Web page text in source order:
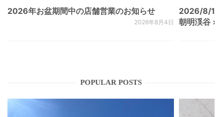
2026年お盆期間中の店舗営業のお知らせ
2026年8月4日
2026/8/
朝明渓谷 ×
POPULAR POSTS